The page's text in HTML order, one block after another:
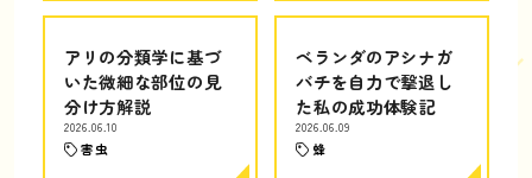
アリの分類学に基づ
いた微細な部位の見
分け方解説
2026.06.10
害虫
ベランダのアシナガ
バチを自力で撃退し
た私の成功体験記
2026.06.09
蜂